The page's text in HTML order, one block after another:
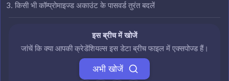
किसी भी कॉम्प्रोमाइज्ड अकाउंट के पासवर्ड तुरंत बदलें
इस ब्रीच में खोजें
जांचें कि क्या आपकी क्रेडेंशियल्स इस डेटा ब्रीच फाइल में एक्सपोज्ड हैं।
अभी खोजें